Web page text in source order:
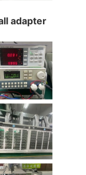
adapter